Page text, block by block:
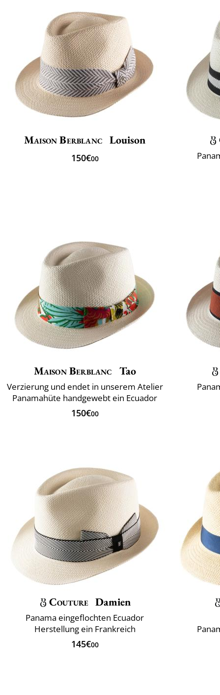
Maison Berblanc Louison
150€00
Maison Berblanc Tao
Verzierung und endet in unserem Atelier
Panamahüte handgewebt ein Ecuador
150€00
Couture Damien
Panama eingeflochten Ecuador
Herstellung ein Frankreich
145€00